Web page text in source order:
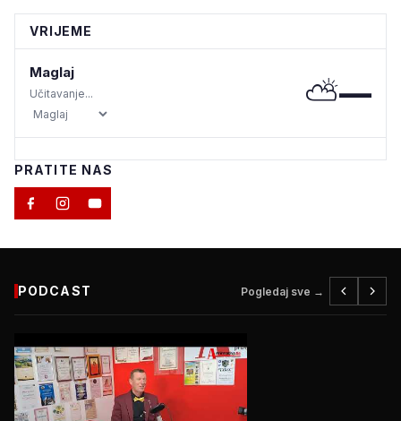
VRIJEME
Maglaj
Učitavanje... ⛅—
PRATITE NAS
PODCAST Pogledaj sve →